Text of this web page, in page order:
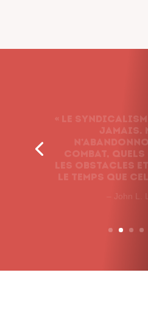
jamais.
combat, quels
les obstacles et
le temps que